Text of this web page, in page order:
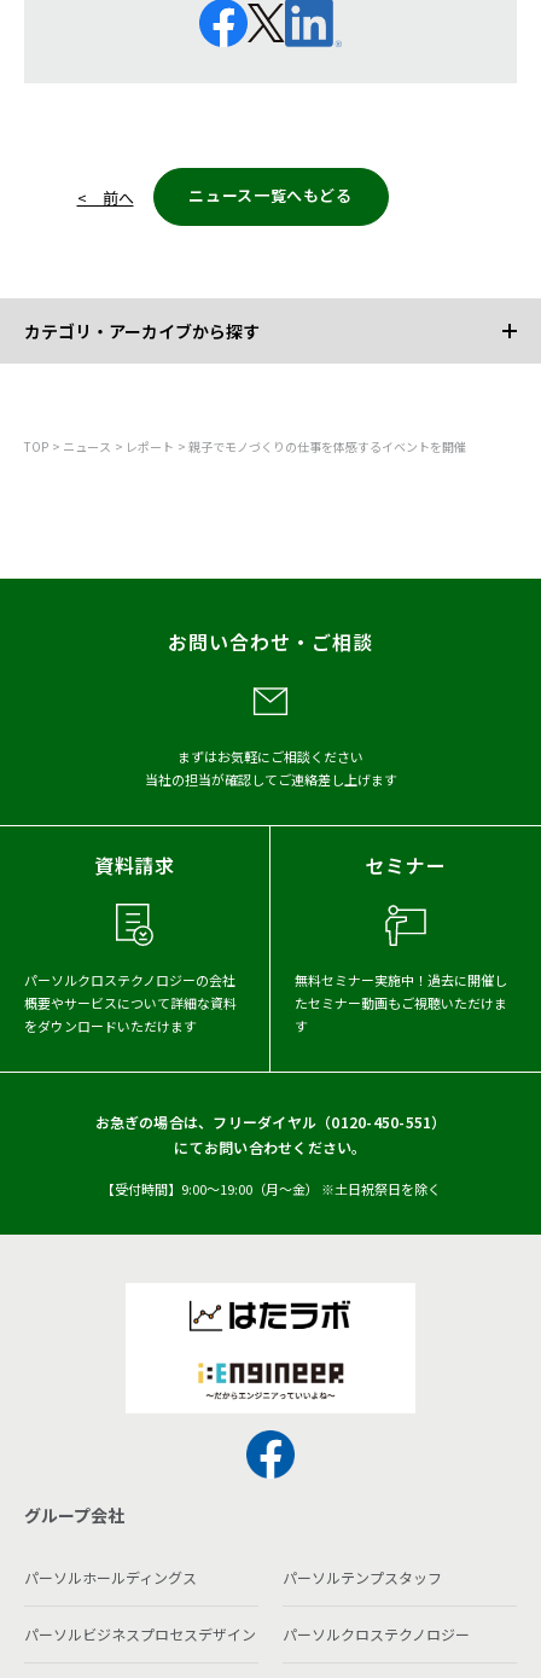
カテゴリ・アーカイブから探す
レポート
2023年
2021年
2020年
2017年
< 前へ ニュース一覧へもどる
TOP ニュース レポート 親子でモノづくりの仕事を体感するイベントを開催
お問い合わせ・ご相談
まずはお気軽にご相談ください
当社の担当が確認してご連絡差し上げます
資料請求
パーソルクロステクノロジーの会社
概要やサービスについて詳細な資料
をダウンロードいただけます
セミナー
無料セミナー実施中！ 過去に開催し
たセミナー動画もご視聴いただけま
す
お急ぎの場合は、フリーダイヤル（0120-450-551）
にてお問い合わせください。
【受付時間】9:00〜19:00（月〜金） ※土日祝祭日を除く
グループ会社
パーソルホールディングス パーソルテンプスタッフ
パーソルビジネスプロセスデザイン パーソルクロステクノロジー